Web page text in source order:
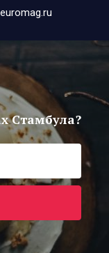
Стамбула?